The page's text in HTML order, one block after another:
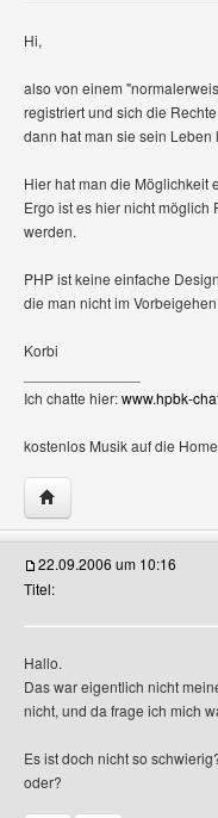
Profile anzeigen
Hi,
also von einem
registriert und sich die
dann hat man sie sein
Hier hat man die Möglichkeit
Ergo ist es hier nicht möglich
werden.
PHP ist keine einfache
die man nicht im
Korbi
Ich chatte hier:www.hpbk-
kostenlos Musik auf die
Website dieses
Profile anzeigen
22.09.2006 um 10:16
Titel:
Hallo.
Das war eigentlich nicht
nicht, und da frage ich mich
Es ist doch nicht so
oder?